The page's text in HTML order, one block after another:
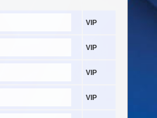
VIP
VIP
VIP
VIP